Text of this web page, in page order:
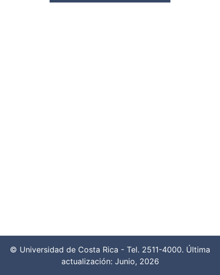
© Universidad de Costa Rica - Tel. 2511-4000. Última
actualización: Junio, 2026